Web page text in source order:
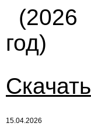
(2026
год)
Скачать
15.04.2026